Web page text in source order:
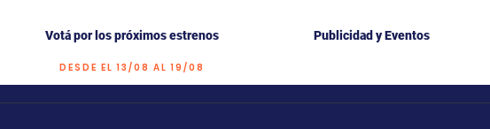
Votá por los próximos estrenos Publicidad y Eventos
DESDE EL 13/08 AL 19/08